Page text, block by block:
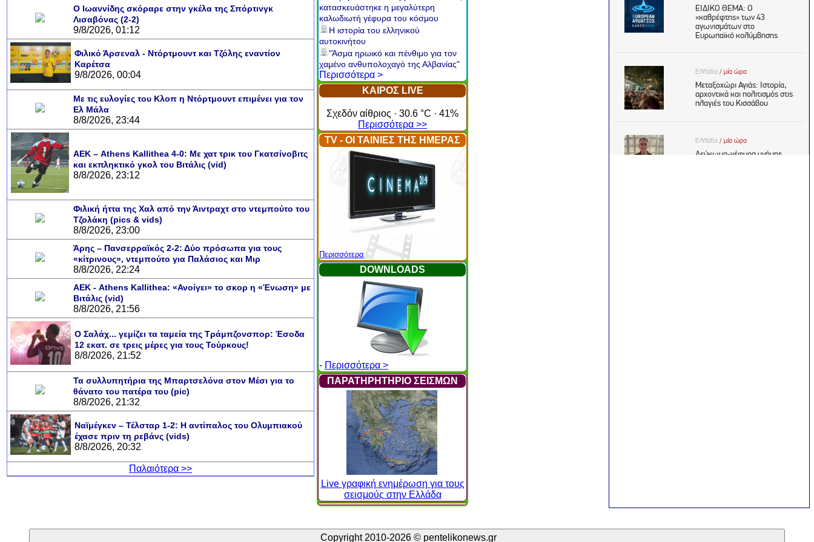
Ο Ιωαννίδης σκόραρε στην γκέλα της Σπόρτινγκ
Λισαβόνας (2-2)
9/8/2026, 01:12
Φιλικό Άρσεναλ - Ντόρτμουντ και Τζόλης εναντίον
Καρέτσα
9/8/2026, 00:04
Με τις ευλογίες του Κλοπ η Ντόρτμουντ επιμένει για τον
Ελ Μάλα
8/8/2026, 23:44
ΑΕΚ – Athens Kallithea 4-0: Με χατ τρικ του Γκατσίνοβιτς
και εκπληκτικό γκολ του Βιτάλις (vid)
8/8/2026, 23:12
Φιλική ήττα της Χαλ από την Άιντραχτ στο ντεμπούτο του
Τζολάκη (pics & vids)
8/8/2026, 23:00
Άρης – Πανσερραϊκός 2-2: Δύο πρόσωπα για τους
«κίτρινους», ντεμπούτο για Παλάσιος και Μιρ
8/8/2026, 22:24
ΑΕΚ - Athens Kallithea: «Ανοίγει» το σκορ η «Ένωση» με
Βιτάλις (vid)
8/8/2026, 21:56
Ο Σαλάχ... γεμίζει τα ταμεία της Τράμπζονσπορ: Έσοδα
12 εκατ. σε τρεις μέρες για τους Τούρκους!
8/8/2026, 21:52
Τα συλλυπητήρια της Μπαρτσελόνα στον Μέσι για το
θάνατο του πατέρα του (pic)
8/8/2026, 21:32
Ναϊμέγκεν – Τέλσταρ 1-2: Η αντίπαλος του Ολυμπιακού
έχασε πριν τη ρεβάνς (vids)
8/8/2026, 20:32
Παλαιότερα >>
κατασκευάστηκε η μεγαλύτερη
καλωδιωτή γέφυρα του κόσμου
Η ιστορία του ελληνικού
αυτοκινήτου
"Άσμα ηρωικό και πένθιμο για τον
χαμένο ανθυπολοχαγό της Αλβανίας"
Περισσότερα >
ΚΑΙΡΟΣ LIVE
Σχεδόν αίθριος · 30.6 °C · 41%
Περισσότερα >>
TV - ΟΙ ΤΑΙΝΙΕΣ ΤΗΣ ΗΜΕΡΑΣ
Περισσότερα
DOWNLOADS
- Περισσότερα >
ΠΑΡΑΤΗΡΗΤΗΡΙΟ ΣΕΙΣΜΩΝ
Live γραφική ενημέρωση για τους
σεισμούς στην Ελλάδα
Copyright 2010-2026 © pentelikonews.gr